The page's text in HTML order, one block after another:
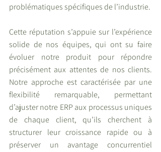
problématiques spécifiques de l’industrie.
Cette réputation s’appuie sur l’expérience
solide de nos équipes, qui ont su faire
évoluer notre produit pour répondre
précisément aux attentes de nos clients.
Notre approche est caractérisée par une
flexibilité remarquable, permettant
d’ajuster notre ERP aux processus uniques
de chaque client, qu’ils cherchent à
structurer leur croissance rapide ou à
préserver un avantage concurrentiel